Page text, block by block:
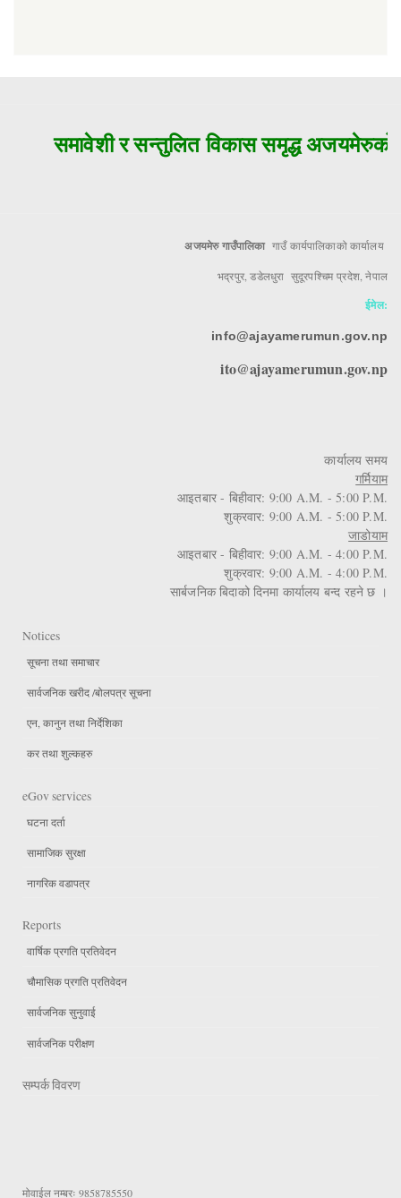
समावेशी र सन्तुलित विकास समृद्ध अजयमेरुको
अजयमेरु गाउँपालिका गाउँ कार्यपालिकाको कार्यालय
भद्रपुर, डडेलधुरा सुदूरपश्चिम प्रदेश, नेपाल
ईमेल:
info@ajayamerumun.gov.np
ito@ajayamerumun.gov.np
कार्यालय समय
गर्मियाम
आइतबार - बिहीवार: 9:00 A.M. - 5:00 P.M.
शुक्रवार: 9:00 A.M. - 5:00 P.M.
जाडोयाम
आइतबार - बिहीवार: 9:00 A.M. - 4:00 P.M.
शुक्रवार: 9:00 A.M. - 4:00 P.M.
सार्बजनिक बिदाको दिनमा कार्यालय बन्द रहने छ ।
Notices
सूचना तथा समाचार
सार्वजनिक खरीद /बोलपत्र सूचना
एन, कानुन तथा निर्देशिका
कर तथा शुल्कहरु
eGov services
घटना दर्ता
सामाजिक सुरक्षा
नागरिक वडापत्र
Reports
वार्षिक प्रगति प्रतिवेदन
चौमासिक प्रगति प्रतिवेदन
सार्वजनिक सुनुवाई
सार्वजनिक परीक्षण
सम्पर्क विवरण
मोवाईल नम्बरः 9858785550